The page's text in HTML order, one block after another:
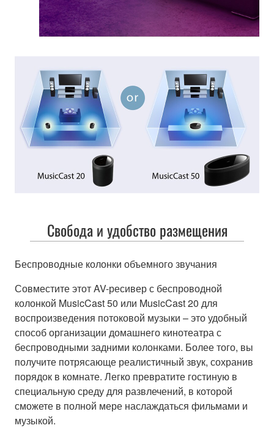
Свобода и удобство размещения
Беспроводные колонки объемного звучания
Совместите этот AV-ресивер с беспроводной
колонкой MusicCast 50 или MusicCast 20 для
воспроизведения потоковой музыки – это удобный
способ организации домашнего кинотеатра с
беспроводными задними колонками. Более того, вы
получите потрясающе реалистичный звук, сохранив
порядок в комнате. Легко превратите гостиную в
специальную среду для развлечений, в которой
сможете в полной мере наслаждаться фильмами и
музыкой.